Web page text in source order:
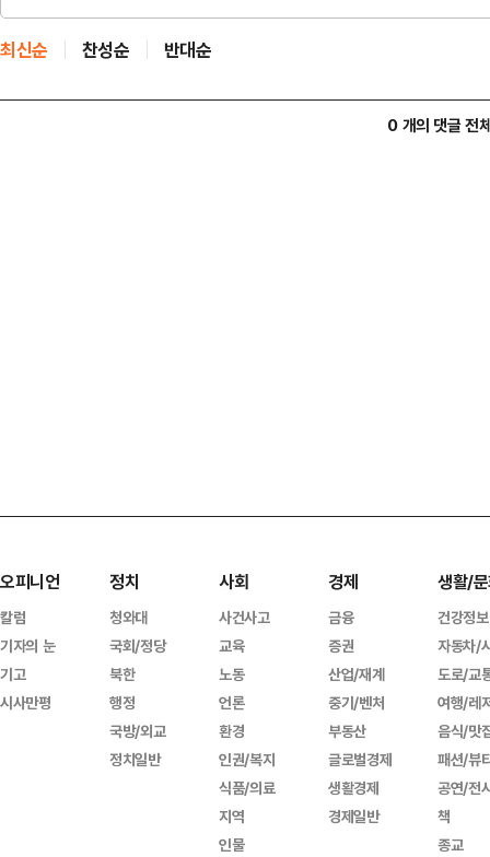
최신순 찬성순 반대순
0 개의 댓글 전
오피니언
칼럼
기자의 눈
기고
시사만평
정치
청와대
국회/정당
북한
행정
국방/외교
정치일반
사회
사건사고
교육
노동
언론
환경
인권/복지
식품/의료
지역
인물
경제
금융
증권
산업/재계
중기/벤처
부동산
글로벌경제
생활경제
경제일반
생활/
건강정보
자동차/
도로/교
여행/레
음식/맛
패션/뷰
공연/전
책
종교